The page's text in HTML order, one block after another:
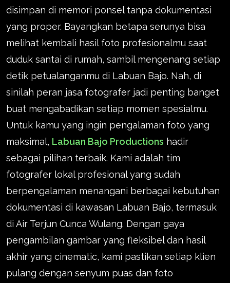
disimpan di memori ponsel tanpa dokumentasi
yang proper. Bayangkan betapa serunya bisa
melihat kembali hasil foto profesionalmu saat
duduk santai di rumah, sambil mengenang setiap
detik petualanganmu di Labuan Bajo. Nah, di
sinilah peran jasa fotografer jadi penting banget
buat mengabadikan setiap momen spesialmu.
Untuk kamu yang ingin pengalaman foto yang
maksimal, Labuan Bajo Productions hadir
sebagai pilihan terbaik. Kami adalah tim
fotografer lokal profesional yang sudah
berpengalaman menangani berbagai kebutuhan
dokumentasi di kawasan Labuan Bajo, termasuk
di Air Terjun Cunca Wulang. Dengan gaya
pengambilan gambar yang fleksibel dan hasil
akhir yang cinematic, kami pastikan setiap klien
pulang dengan senyum puas dan foto